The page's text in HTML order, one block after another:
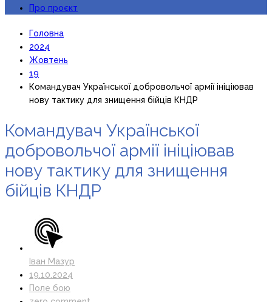
Про проєкт
Головна
2024
Жовтень
19
Командувач Української добровольчої армії ініціював
нову тактику для знищення бійців КНДР
Командувач Української
добровольчої армії ініціював
нову тактику для знищення
бійців КНДР
Іван Мазур
19.10.2024
Поле бою